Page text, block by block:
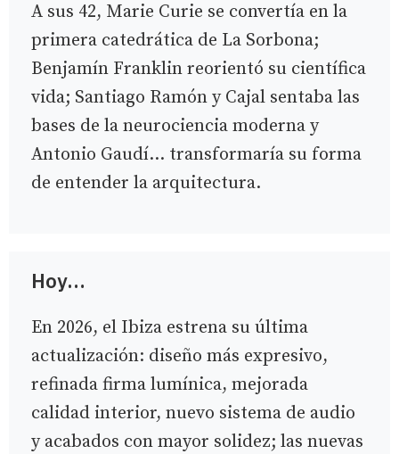
A sus 42, Marie Curie se convertía en la
primera catedrática de La Sorbona;
Benjamín Franklin reorientó su científica
vida; Santiago Ramón y Cajal sentaba las
bases de la neurociencia moderna y
Antonio Gaudí… transformaría su forma
de entender la arquitectura.
Hoy…
En 2026, el Ibiza estrena su última
actualización: diseño más expresivo,
refinada firma lumínica, mejorada
calidad interior, nuevo sistema de audio
y acabados con mayor solidez; las nuevas